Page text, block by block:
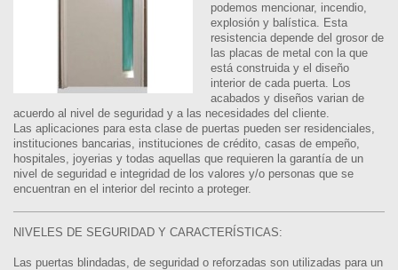
podemos mencionar, incendio,
explosión y balística. Esta
resistencia depende del grosor de
las placas de metal con la que
está construida y el diseño
interior de cada puerta. Los
acabados y diseños varian de
acuerdo al nivel de seguridad y a las necesidades del cliente.
Las aplicaciones para esta clase de puertas pueden ser residenciales,
instituciones bancarias, instituciones de crédito, casas de empeño,
hospitales, joyerias y todas aquellas que requieren la garantía de un
nivel de seguridad e integridad de los valores y/o personas que se
encuentran en el interior del recinto a proteger.
NIVELES DE SEGURIDAD Y CARACTERÍSTICAS:
Las puertas blindadas, de seguridad o reforzadas son utilizadas para un